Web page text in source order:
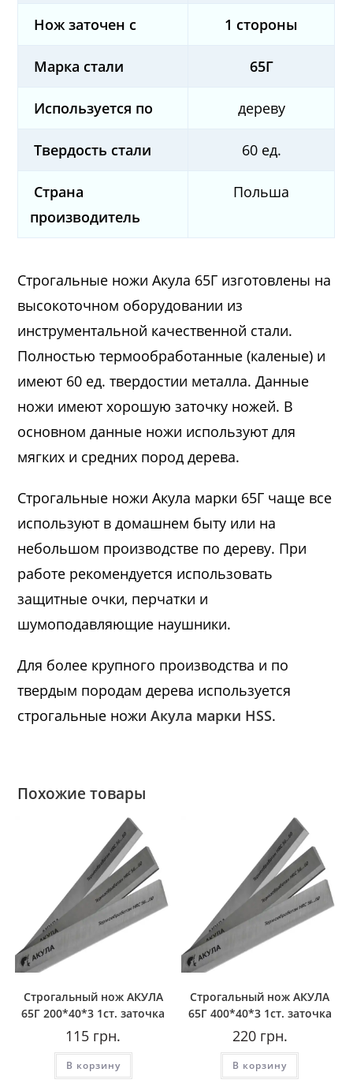
Нож заточен с 1 стороны
Марка стали 65Г
Используется по дереву
Твердость стали 60 ед.
Страна
производитель
Польша
Строгальные ножи Акула 65Г изготовлены на
высокоточном оборудовании из
инструментальной качественной стали.
Полностью термообработанные (каленые) и
имеют 60 ед. твердостии металла. Данные
ножи имеют хорошую заточку ножей. В
основном данные ножи используют для
мягких и средних пород дерева.
Строгальные ножи Акула марки 65Г чаще все
используют в домашнем быту или на
небольшом производстве по дереву. При
работе рекомендуется использовать
защитные очки, перчатки и
шумоподавляющие наушники.
Для более крупного производства и по
твердым породам дерева используется
строгальные ножиАкула марки HSS.
Похожие товары
Строгальный нож АКУЛА
65Г 200*40*3 1ст. заточка
115 грн.
В корзину
Строгальный нож АКУЛА
65Г 400*40*3 1ст. заточка
220грн.
В корзину